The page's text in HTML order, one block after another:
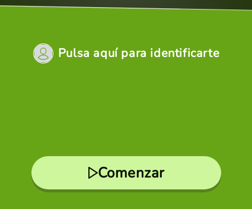
Pulsa aquí para identificarte
Comenzar